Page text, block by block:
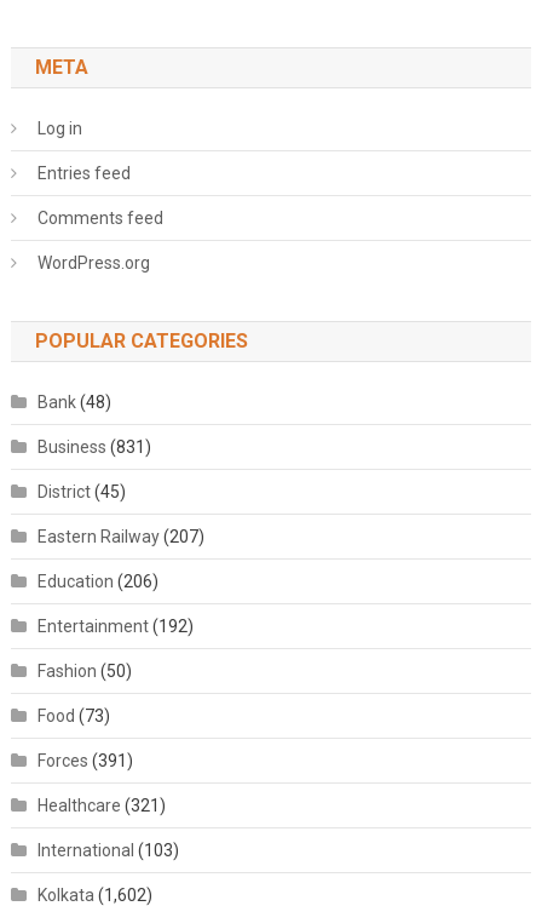
META
Log in
Entries feed
Comments feed
WordPress.org
POPULAR CATEGORIES
Bank(48)
Business (831)
District(45)
Eastern Railway(207)
Education (206)
Entertainment(192)
Fashion (50)
Food (73)
Forces (391)
Healthcare (321)
International (103)
Kolkata (1,602)